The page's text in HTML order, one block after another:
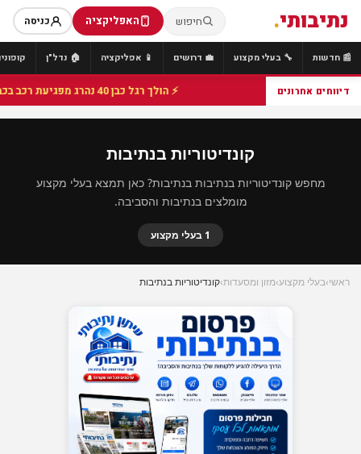
נתיבותי. חיפוש האפליקציה כניסה
📰 חדשות 🔧 בעלי מקצוע 💼 דרושים 📱 אפליקציה 🏠 נדל"ן
דיווחים אחרונים ⚡ הולך רגל כבן 40 נהרג מפגיעת רכב בכביש 25 סמוך לצומת הנשיא, מתנדבי זק"א פועלו בזירה
קונדיטוריות בנתיבות
מחפש קונדיטוריות בנתיבות בנתיבות? כאן תמצא בעלי מקצוע
מומלצים בנתיבות והסביבה.
1 בעלי מקצוע
ראשי›בעלי מקצוע›מזון ומסעדות›קונדיטוריות בנתיבות